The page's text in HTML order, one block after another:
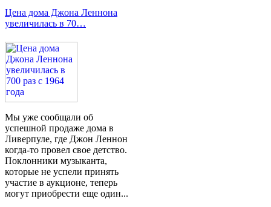
Цена дома Джона Леннона
увеличилась в 70…
Мы уже сообщали об
успешной продаже дома в
Ливерпуле, где Джон Леннон
когда-то провел свое детство.
Поклонники музыканта,
которые не успели принять
участие в аукционе, теперь
могут приобрести еще один...